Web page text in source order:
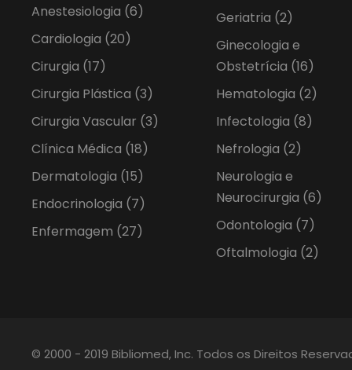
Anestesiologia (6)
Cardiologia (20)
Cirurgia (17)
Cirurgia Plástica (3)
Cirurgia Vascular (3)
Clínica Médica (18)
Dermatologia (15)
Endocrinologia (7)
Enfermagem (27)
Geriatria (2)
Ginecologia e
Obstetrícia (16)
Hematologia (2)
Infectologia (8)
Nefrologia (2)
Neurologia e
Neurocirurgia (6)
Odontologia (7)
Oftalmologia (2)
© 2000 - 2019 Bibliomed, Inc. Todos os Direitos